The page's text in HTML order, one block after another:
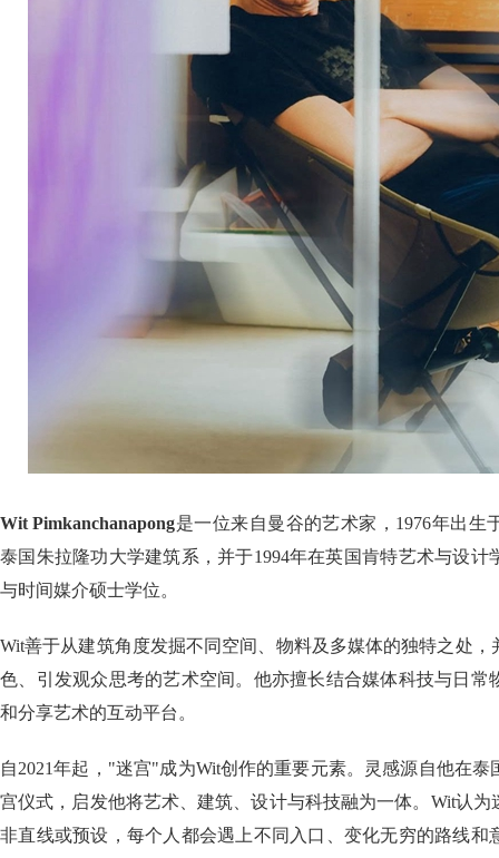
Wit Pimkanchanapong是一位来自曼谷的艺术家，1976年出生
泰国朱拉隆功大学建筑系，并于1994年在英国肯特艺术与设计
与时间媒介硕士学位。
Wit善于从建筑角度发掘不同空间、物料及多媒体的独特之处
色、引发观众思考的艺术空间。他亦擅长结合媒体科技与日常
和分享艺术的互动平台。
自2021年起，"迷宫"成为Wit创作的重要元素。灵感源自他在
宫仪式，启发他将艺术、建筑、设计与科技融为一体。Wit认
非直线或预设，每个人都会遇上不同入口、变化无穷的路线和